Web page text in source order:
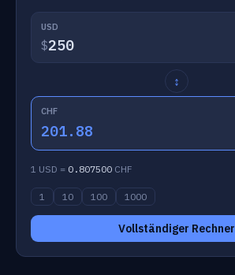
USD
$
↕
CHF
201.88
1 USD = 0.807500 CHF
1 10 100 1000
Vollständiger Rechner